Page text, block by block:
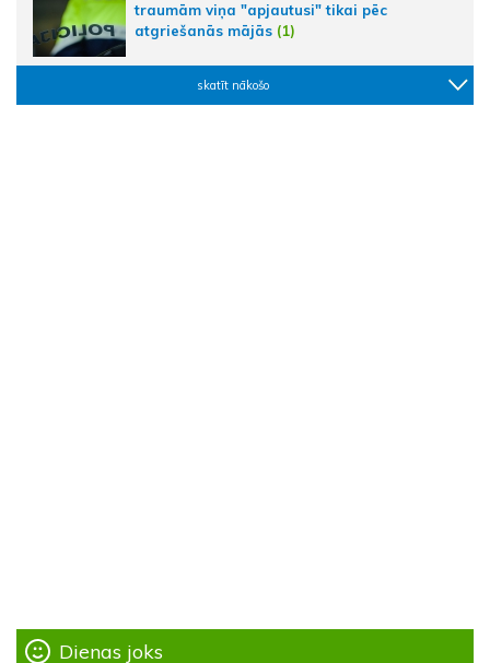
traumām viņa "apjautusi" tikai pēc
atgriešanās mājās (1)
skatīt nākošo
Dienas joks